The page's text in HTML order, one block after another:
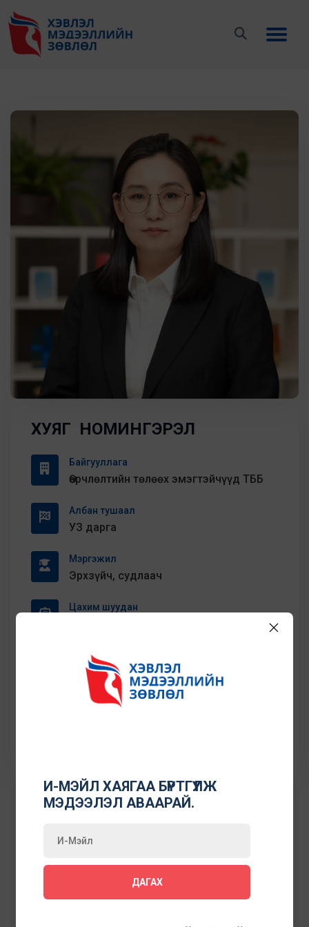
ХУЯГ НОМИНГЭРЭЛ
Байгууллага
Өөрчлөлтийн төлөөх эмэгтэйчүүд ТББ
Албан тушаал
УЗ дарга
Мэргэжил
Эрхзүйч, судлаач
Цахим шуудан
Утасны дугаар
88022416
Сошиал холбоос:
ХЭВЛЭЛД ЯРИЛЦЛАГА МЭДЭЭЛЭЛ ӨГӨХ СЭДЭВ
И-МЭЙЛ ХАЯГАА БҮРТГҮҮЛЖ
МЭДЭЭЛЭЛ АВААРАЙ.
ДАГАХ